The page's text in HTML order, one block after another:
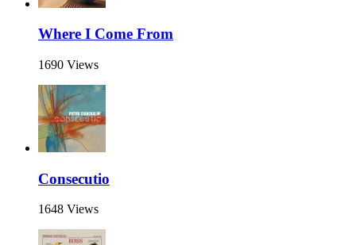
Where I Come From
1690 Views
Consecutio
1648 Views